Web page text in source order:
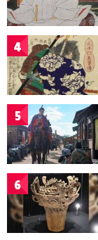
4
5
6